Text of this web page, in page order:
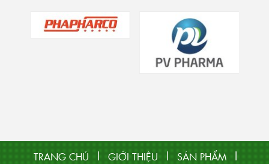
TRANG CHỦ | GIỚI THIỆU | SẢN PHẨM |